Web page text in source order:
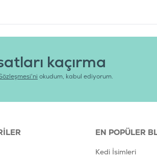
kaçırma
okudum, kabul ediyorum.
EN POPÜLER
Kedi İsimleri